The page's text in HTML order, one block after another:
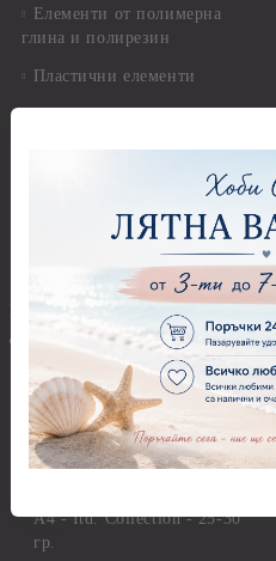
Елементи от полимерна
глина и полирезин
Пластични елементи
Молдове и шаблони
Самосъхнеща глина
Полимерна Глина
Приложни техники и
Декупаж
Декупажна хартия
Оризова декупажна
хартия А4 - Alchemy of Art -
25-30 гр.
А4 - Itd. Collection - 25-30
гр.